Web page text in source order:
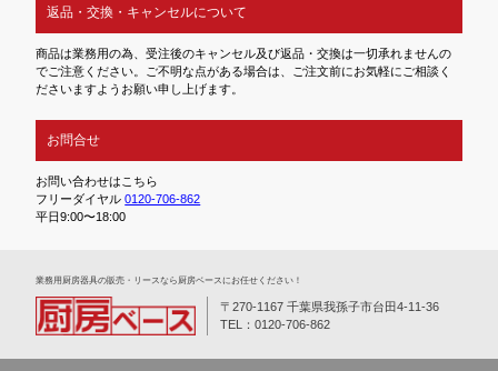
返品・交換・キャンセルについて
商品は業務用の為、受注後のキャンセル及び返品・交換は一切承れませんの
でご注意ください。ご不明な点がある場合は、ご注文前にお気軽にご相談く
ださいますようお願い申し上げます。
お問合せ
お問い合わせはこちら
フリーダイヤル0120-706-862
平日9:00〜18:00
業務⽤厨房器具の販売・リースなら厨房ベースにお任せください！
〒270-1167 千葉県我孫子市台田4-11-36
TEL：0120-706-862